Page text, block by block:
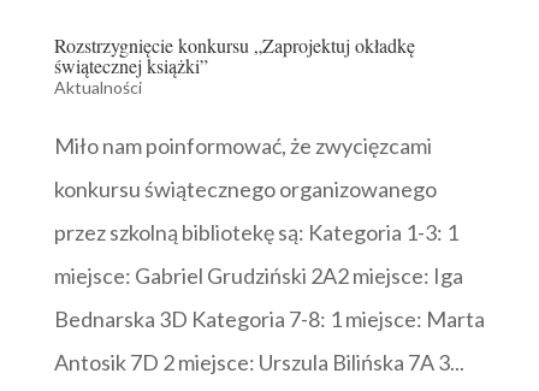
Rozstrzygnięcie konkursu „Zaprojektuj okładkę
świątecznej książki”
Aktualności
Miło nam poinformować, że zwycięzcami
konkursu świątecznego organizowanego
przez szkolną bibliotekę są: Kategoria 1-3: 1
miejsce: Gabriel Grudziński 2A2 miejsce: Iga
Bednarska 3D Kategoria 7-8: 1 miejsce: Marta
Antosik 7D 2 miejsce: Urszula Bilińska 7A 3...